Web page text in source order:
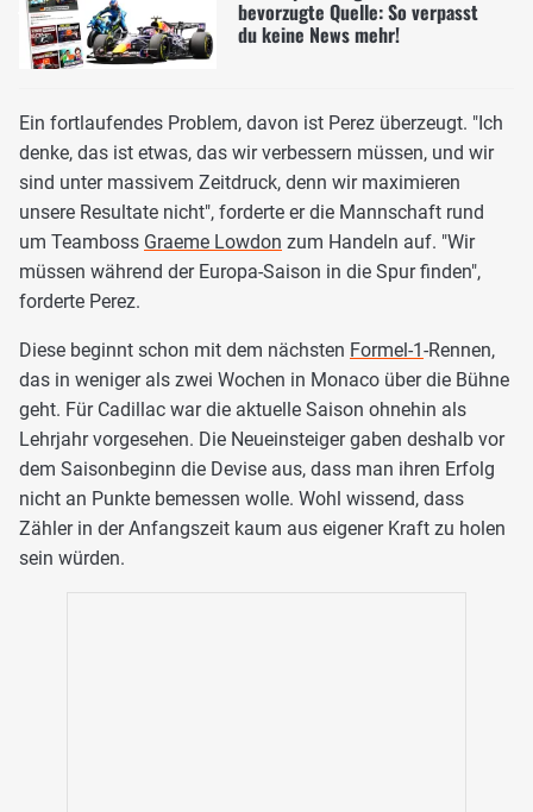
bevorzugte Quelle: So verpasst
du keine News mehr!
Ein fortlaufendes Problem, davon ist Perez überzeugt. "Ich
denke, das ist etwas, das wir verbessern müssen, und wir
sind unter massivem Zeitdruck, denn wir maximieren
unsere Resultate nicht", forderte er die Mannschaft rund
um Teamboss Graeme Lowdon zum Handeln auf. "Wir
müssen während der Europa-Saison in die Spur finden",
forderte Perez.
Diese beginnt schon mit dem nächsten Formel-1-Rennen,
das in weniger als zwei Wochen in Monaco über die Bühne
geht. Für Cadillac war die aktuelle Saison ohnehin als
Lehrjahr vorgesehen. Die Neueinsteiger gaben deshalb vor
dem Saisonbeginn die Devise aus, dass man ihren Erfolg
nicht an Punkte bemessen wolle. Wohl wissend, dass
Zähler in der Anfangszeit kaum aus eigener Kraft zu holen
sein würden.